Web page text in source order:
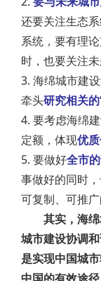
还要关注生态
系统，要有理
时，也要关注
3. 海绵城市建
牵头研究相关
4. 要考虑海绵
定额，体现优
5. 要做好全市
事做好的同时
可复制、可推广
其实，海
城市建设协调
是实现中国城